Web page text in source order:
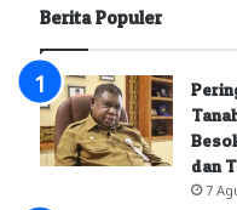
Berita Populer
dan
7